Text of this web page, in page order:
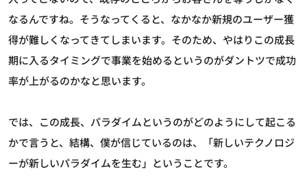
なるんですね。そうなってくると、なかなか新規のユーザー獲
得が難しくなってきてしまいます。そのため、やはりこの成長
期に入るタイミングで事業を始めるというのがダントツで成功
率が上がるのかなと思います。
では、この成長、パラダイムというのがどのようにして起こる
かで言うと、結構、僕が信じているのは、「新しいテクノロジ
ーが新しいパラダイムを生む」ということです。